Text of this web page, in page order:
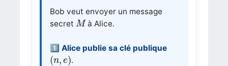
Bob veut envoyer un message
secret M
Mà Alice.
1️⃣ Alice publie sa clé publique
(n, e)
(n, ).